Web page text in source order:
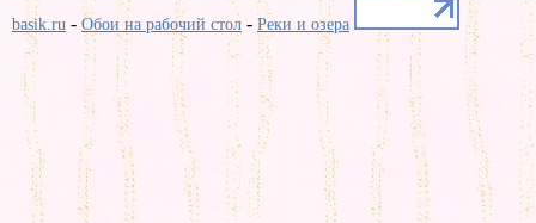
basik.ru - Обои на рабочий стол - Реки и озера